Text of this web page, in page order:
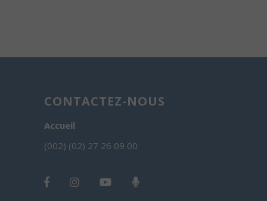
CONTACTEZ-NOUS
Accueil
(002) (02) 27 26 09 00